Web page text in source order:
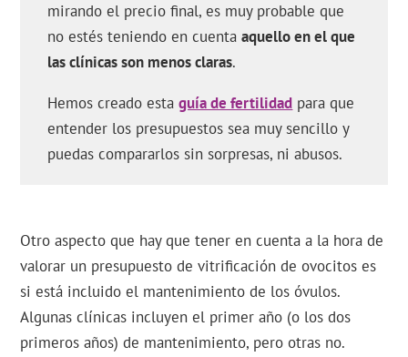
mirando el precio final, es muy probable que
no estés teniendo en cuentaaquello en el que
las clínicas son menos claras.
Hemos creado estaguía de fertilidad para que
entender los presupuestos sea muy sencillo y
puedas compararlos sin sorpresas, ni abusos.
Otro aspecto que hay que tener en cuenta a la hora de
valorar un presupuesto de vitrificación de ovocitos es
si está incluido el mantenimiento de los óvulos.
Algunas clínicas incluyen el primer año (o los dos
primeros años) de mantenimiento, pero otras no.